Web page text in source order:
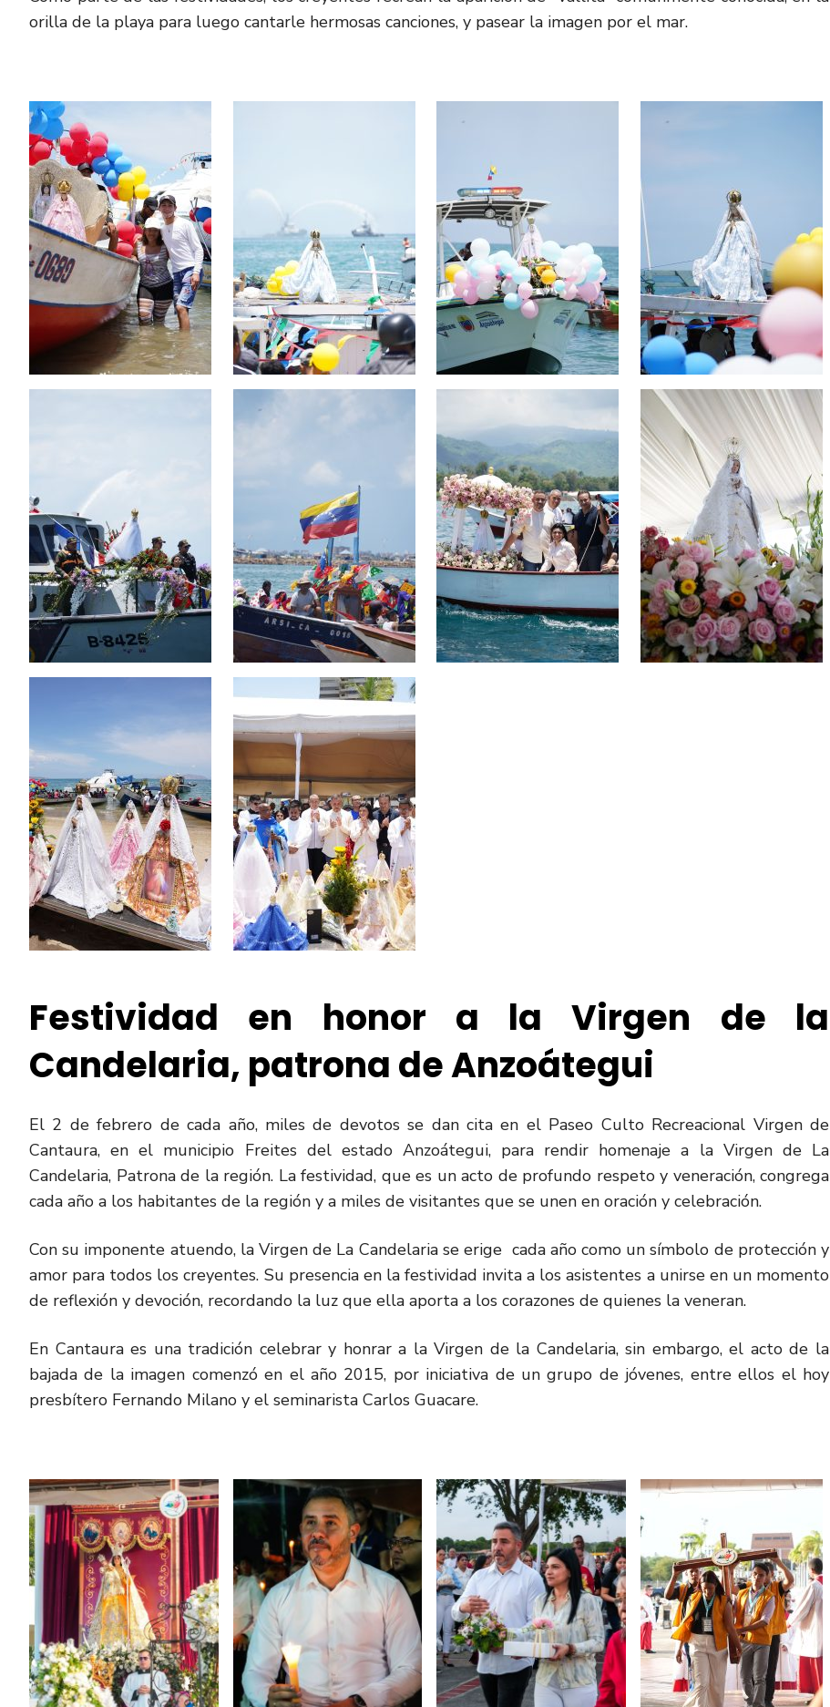
orilla de la playa para luego cantarle hermosas canciones, y pasear la imagen por el mar.
Festividad en honor a la Virgen de la
Candelaria, patrona de Anzoátegui
El 2 de febrero de cada año, miles de devotos se dan cita en el Paseo Culto Recreacional Virgen de
Cantaura, en el municipio Freites del estado Anzoátegui, para rendir homenaje a la Virgen de La
Candelaria, Patrona de la región. La festividad, que es un acto de profundo respeto y veneración, congrega
cada año a los habitantes de la región y a miles de visitantes que se unen en oración y celebración.
Con su imponente atuendo, la Virgen de La Candelaria se erige cada año como un símbolo de protección y
amor para todos los creyentes. Su presencia en la festividad invita a los asistentes a unirse en un momento
de reflexión y devoción, recordando la luz que ella aporta a los corazones de quienes la veneran.
En Cantaura es una tradición celebrar y honrar a la Virgen de la Candelaria, sin embargo, el acto de la
bajada de la imagen comenzó en el año 2015, por iniciativa de un grupo de jóvenes, entre ellos el hoy
presbítero Fernando Milano y el seminarista Carlos Guacare.